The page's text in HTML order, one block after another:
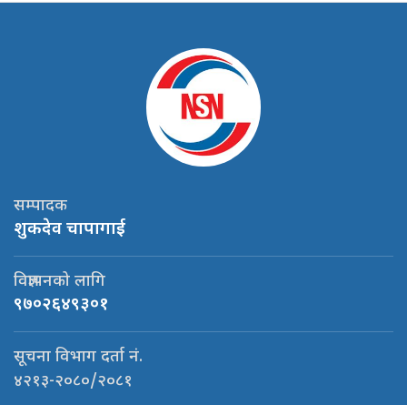
सम्पादक
शुकदेव चापागाई
विज्ञापनको लागि
९७०२६४९३०१
सूचना विभाग दर्ता नं.
४२१३-२०८०/२०८१